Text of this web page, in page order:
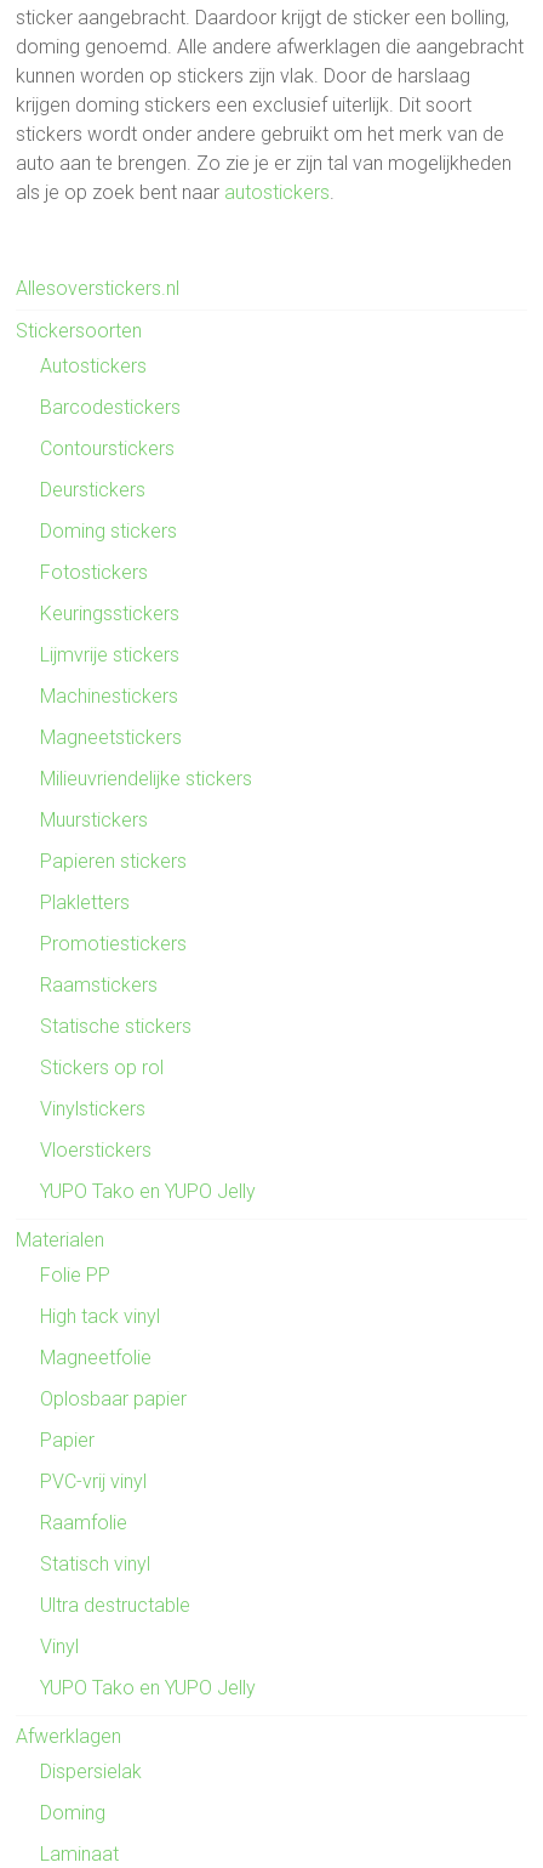
sticker aangebracht. Daardoor krijgt de sticker een bolling,
doming genoemd. Alle andere afwerklagen die aangebracht
kunnen worden op stickers zijn vlak. Door de harslaag
krijgen doming stickers een exclusief uiterlijk. Dit soort
stickers wordt onder andere gebruikt om het merk van de
auto aan te brengen. Zo zie je er zijn tal van mogelijkheden
als je op zoek bent naar autostickers.
Allesoverstickers.nl
Stickersoorten
Autostickers
Barcodestickers
Contourstickers
Deurstickers
Doming stickers
Fotostickers
Keuringsstickers
Lijmvrije stickers
Machinestickers
Magneetstickers
Milieuvriendelijke stickers
Muurstickers
Papieren stickers
Plakletters
Promotiestickers
Raamstickers
Statische stickers
Stickers op rol
Vinylstickers
Vloerstickers
YUPO Tako en YUPO Jelly
Materialen
Folie PP
High tack vinyl
Magneetfolie
Oplosbaar papier
Papier
PVC-vrij vinyl
Raamfolie
Statisch vinyl
Ultra destructable
Vinyl
YUPO Tako en YUPO Jelly
Afwerklagen
Dispersielak
Doming
Laminaat